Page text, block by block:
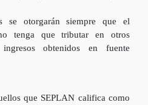
se otorgarán siempre que el
tenga que tributar en otros
obtenidos en fuente
que SEPLAN califica como